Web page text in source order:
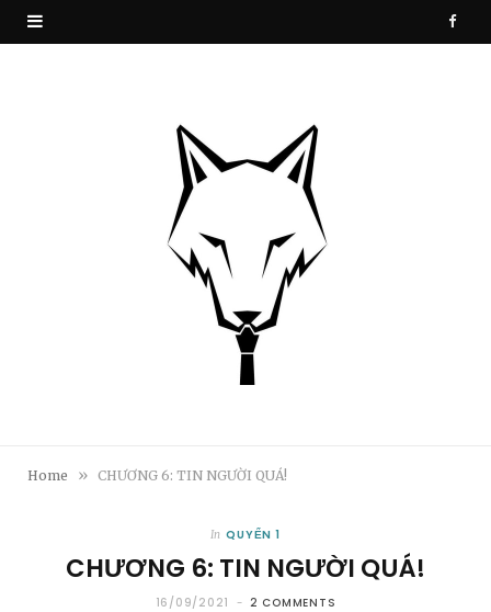
F
Home » CHƯƠNG 6: TIN NGƯỜI QUÁ!
In QUYỂN 1
CHƯƠNG 6: TIN NGƯỜI QUÁ!
16/09/2021 2 COMMENTS